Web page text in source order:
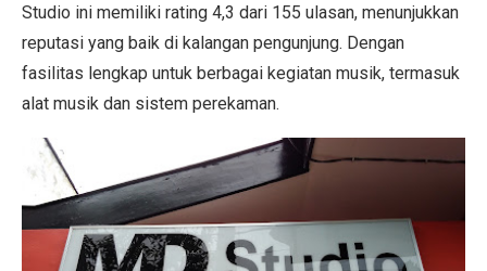
Studio ini memiliki rating 4,3 dari 155 ulasan, menunjukkan
reputasi yang baik di kalangan pengunjung. Dengan
fasilitas lengkap untuk berbagai kegiatan musik, termasuk
alat musik dan sistem perekaman.